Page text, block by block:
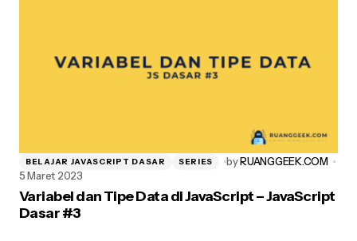
BELAJAR JAVASCRIPT DASAR SERIES byRUANGGEEK.COM
5 Maret 2023
Variabel dan Tipe Data di JavaScript – JavaScript
Dasar #3